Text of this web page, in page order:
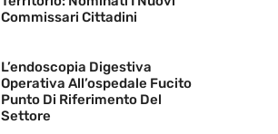
Commissari Cittadini
L’endoscopia Digestiva
Operativa All’ospedale Fucito
Punto Di Riferimento Del
Settore